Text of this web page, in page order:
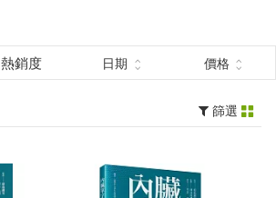
圖書(1)
熱銷度 日期 價格
篩選